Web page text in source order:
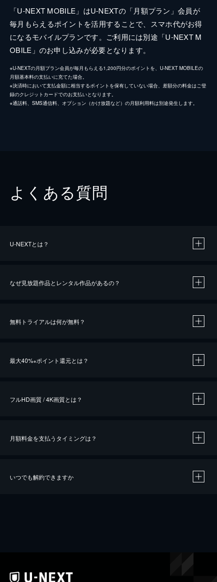
「U-NEXT MOBILE」はU-NEXTの「月額プラン」会員が
毎月もらえるポイントを活用することで、スマホ代がお得
になるモバイルプランです。ご利用には別途「U-NEXT M
OBILE」のお申し込みが必要となります。
※U-NEXTの月額プラン会員が毎月もらえる1,200円分のポイントを、U-NEXT MOBILEの
月額基本料の支払いに充てた場合。
※決済時において支払金額に相当するポイントを保有していない場合、差額分の料金はご登
録のクレジットカードでのお支払いとなります。
※通話料、SMS通信料、オプション（かけ放題など）の月額利用料は別途発生します。
よくある質問
U-NEXTとは？
なぜ見放題作品とレンタル作品があるの？
無料トライアルは何が無料？
最大40%※ポイント還元とは？
※40％ポイント還元の対象は、クレジットカード決済による作品の購入 / レンタルです。
フルHD画質 / 4K画質とは？
月額料金を支払うタイミングは？
いつでも解約できますか